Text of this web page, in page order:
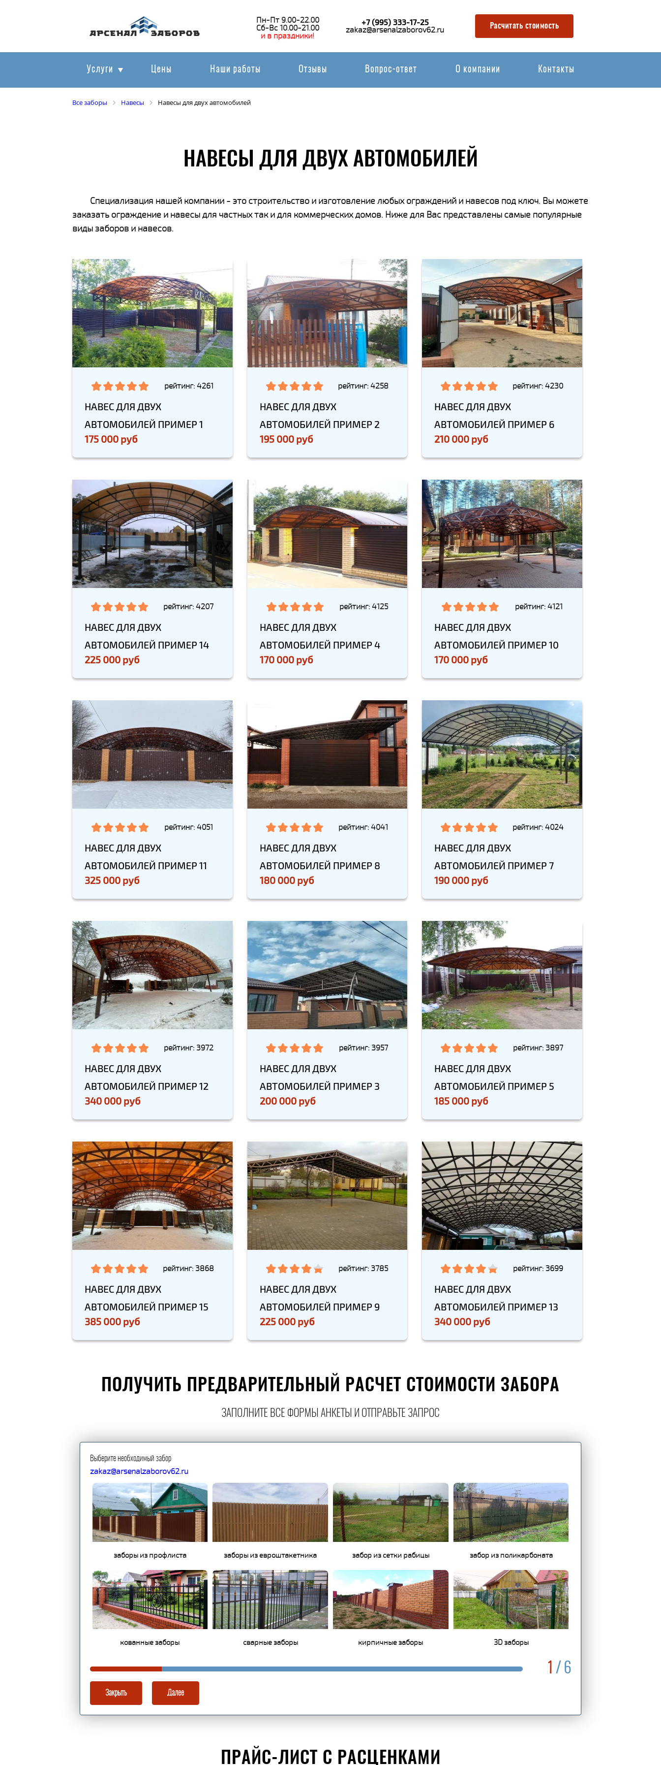
Пн-Пт 9.00-22.00
Сб-Вс 10.00-21.00
и в праздники!
+7 (995) 333-17-25
zakaz@arsenalzaborov62.ru Расчитать стоимость
Услуги Цены Наши работы Отзывы Вопрос-ответ О компании Контакты
Все заборы Навесы Навесы для двух автомобилей
НАВЕСЫ ДЛЯ ДВУХ АВТОМОБИЛЕЙ
Специализация нашей компании - это строительство и изготовление любых ограждений и навесов под ключ. Вы можете
заказать ограждение и навесы для частных так и для коммерческих домов. Ниже для Вас представлены самые популярные
виды заборов и навесов.
рейтинг: 4261
НАВЕС ДЛЯ ДВУХ
АВТОМОБИЛЕЙ ПРИМЕР 1
175 000 руб
рейтинг: 4258
НАВЕС ДЛЯ ДВУХ
АВТОМОБИЛЕЙ ПРИМЕР 2
195 000 руб
рейтинг: 4230
НАВЕС ДЛЯ ДВУХ
АВТОМОБИЛЕЙ ПРИМЕР 6
210 000 руб
рейтинг: 4207
НАВЕС ДЛЯ ДВУХ
АВТОМОБИЛЕЙ ПРИМЕР 14
225 000 руб
рейтинг: 4125
НАВЕС ДЛЯ ДВУХ
АВТОМОБИЛЕЙ ПРИМЕР 4
170 000 руб
рейтинг: 4121
НАВЕС ДЛЯ ДВУХ
АВТОМОБИЛЕЙ ПРИМЕР 10
170 000 руб
рейтинг: 4051
НАВЕС ДЛЯ ДВУХ
АВТОМОБИЛЕЙ ПРИМЕР 11
325 000 руб
рейтинг: 4041
НАВЕС ДЛЯ ДВУХ
АВТОМОБИЛЕЙ ПРИМЕР 8
180 000 руб
рейтинг: 4024
НАВЕС ДЛЯ ДВУХ
АВТОМОБИЛЕЙ ПРИМЕР 7
190 000 руб
рейтинг: 3972
НАВЕС ДЛЯ ДВУХ
АВТОМОБИЛЕЙ ПРИМЕР 12
340 000 руб
рейтинг: 3957
НАВЕС ДЛЯ ДВУХ
АВТОМОБИЛЕЙ ПРИМЕР 3
200 000 руб
рейтинг: 3897
НАВЕС ДЛЯ ДВУХ
АВТОМОБИЛЕЙ ПРИМЕР 5
185 000 руб
рейтинг: 3868
НАВЕС ДЛЯ ДВУХ
АВТОМОБИЛЕЙ ПРИМЕР 15
385 000 руб
рейтинг: 3785
НАВЕС ДЛЯ ДВУХ
АВТОМОБИЛЕЙ ПРИМЕР 9
225 000 руб
рейтинг: 3699
НАВЕС ДЛЯ ДВУХ
АВТОМОБИЛЕЙ ПРИМЕР 13
340 000 руб
ПОЛУЧИТЬ ПРЕДВАРИТЕЛЬНЫЙ РАСЧЕТ СТОИМОСТИ ЗАБОРА
ЗАПОЛНИТЕ ВСЕ ФОРМЫ АНКЕТЫ И ОТПРАВЬТЕ ЗАПРОС
Выберите необходимый забор
zakaz@arsenalzaborov62.ru
заборы из профлиста заборы из евроштакетника забор из сетки рабицы забор из поликарбоната
кованные заборы сварные заборы кирпичные заборы 3D заборы
1 / 6
Закрыть Далее
ПРАЙС-ЛИСТ С РАСЦЕНКАМИ